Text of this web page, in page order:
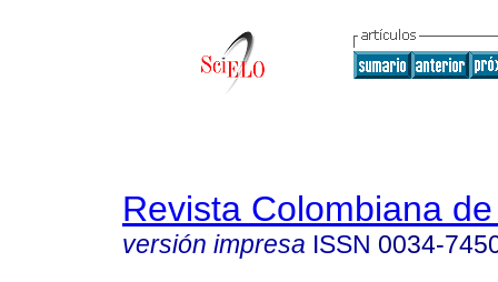
Revista Colombiana
versión impresa ISSN 0034-